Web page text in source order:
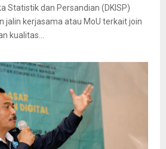
Statistik dan Persandian (DKISP)
jalin kerjasama atau MoU terkait join
kualitas...